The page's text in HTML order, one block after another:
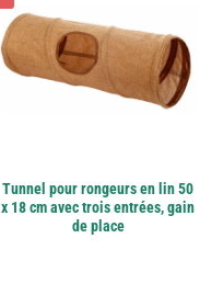
Tunnel pour rongeurs en lin 50
x 18 cm avec trois entrées, gain
de place